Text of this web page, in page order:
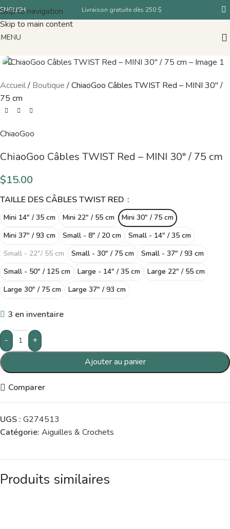
Skip to navigation
Skip to main content
ENGLISH Livraison gratuite dès 250 $
MENU
Accueil/ Boutique /ChiaoGoo Câbles TWIST Red – MINI 30″ /
75 cm
ChiaoGoo
ChiaoGoo Câbles TWIST Red – MINI 30″ / 75 cm
$15.00
TAILLE DES CÂBLES TWIST RED
Mini 14" / 35 cm Mini 22" / 55 cm
Mini 30" / 75 cm
Mini 37" / 93 cm
Small - 8" / 20 cm
Small - 14" / 35 cm
Small - 22"/ 55 cm
Small - 30" / 75 cm
Small - 37" / 93 cm
Small - 50" / 125 cm
Large - 14" / 35 cm
Large 22" / 55 cm
Large 30" / 75 cm
Large 37" / 93 cm
3 en inventaire
-
+
Ajouter au panier
Comparer
UGS : G274513
Catégorie: Aiguilles & Crochets
Produits similaires